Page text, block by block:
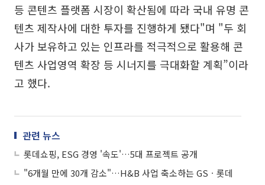
등 콘텐츠 플랫폼 시장이 확산됨에 따라 국내 유명 콘
텐츠 제작사에 대한 투자를 진행하게 됐다"며 "두 회
사가 보유하고 있는 인프라를 적극적으로 활용해 콘
텐츠 사업영역 확장 등 시너지를 극대화할 계획”이라
고 했다.
관련 뉴스
롯데쇼핑, ESG 경영 '속도'…5대 프로젝트 공개
"6개월 만에 30개 감소"…H&B 사업 축소하는 GSㆍ롯데